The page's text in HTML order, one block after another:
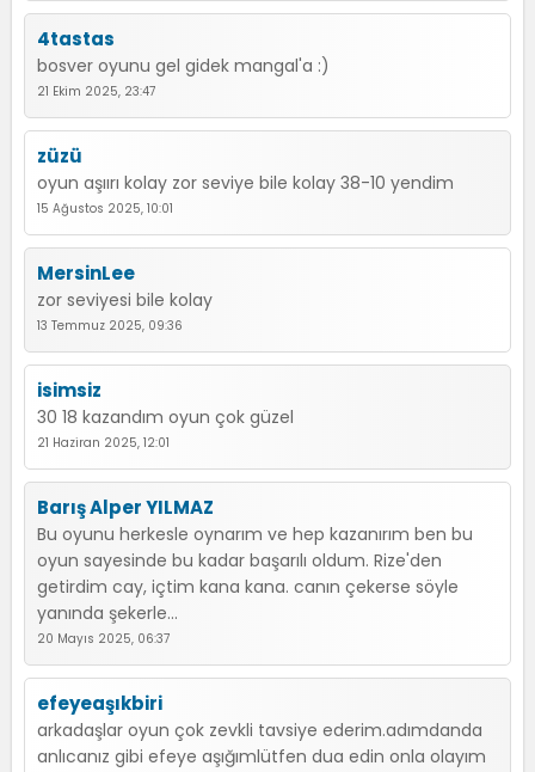
4tastas
bosver oyunu gel gidek mangal'a :)
21 Ekim 2025, 23:47
züzü
oyun aşıırı kolay zor seviye bile kolay 38-10 yendim
15 Ağustos 2025, 10:01
MersinLee
zor seviyesi bile kolay
13 Temmuz 2025, 09:36
isimsiz
30 18 kazandım oyun çok güzel
21 Haziran 2025, 12:01
Barış Alper YILMAZ
Bu oyunu herkesle oynarım ve hep kazanırım ben bu
oyun sayesinde bu kadar başarılı oldum. Rize'den
getirdim cay, içtim kana kana. canın çekerse söyle
yanında şekerle...
20 Mayıs 2025, 06:37
efeyeaşıkbiri
arkadaşlar oyun çok zevkli tavsiye ederim.adımdanda
anlıcanız gibi efeye aşığımlütfen dua edin onla olayım